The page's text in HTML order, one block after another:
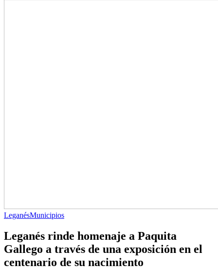
LeganésMunicipios
Leganés rinde homenaje a Paquita
Gallego a través de una exposición en el
centenario de su nacimiento